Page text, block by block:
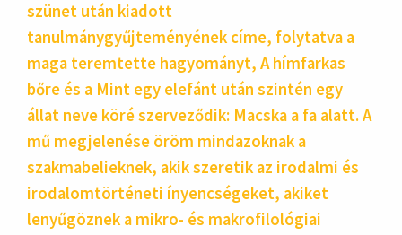
szünet után kiadott
tanulmánygyűjteményének címe, folytatva a
maga teremtette hagyományt, A hímfarkas
bőre és a Mint egy elefánt után szintén egy
állat neve köré szerveződik: Macska a fa alatt. A
mű megjelenése öröm mindazoknak a
szakmabelieknek, akik szeretik az irodalmi és
irodalomtörténeti ínyencségeket, akiket
lenyűgöznek a mikro- és makrofilológiai